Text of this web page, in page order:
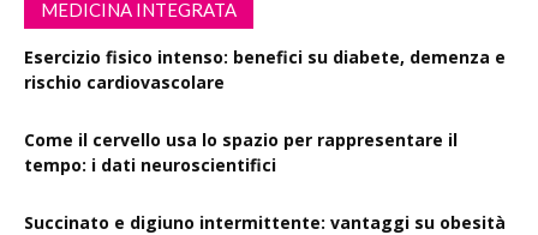
MEDICINA INTEGRATA
Esercizio fisico intenso: benefici su diabete, demenza e
rischio cardiovascolare
Come il cervello usa lo spazio per rappresentare il
tempo: i dati neuroscientifici
Succinato e digiuno intermittente: vantaggi su obesità